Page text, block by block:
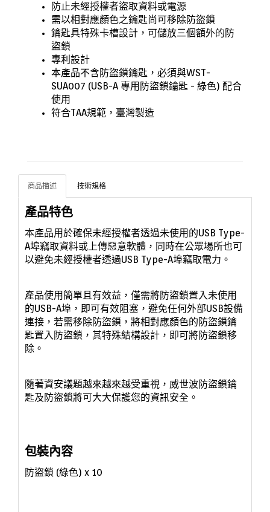
防止未經授權者盜取資料或電源
需以相對應顏色之鑰匙尚可移除防盜鎖
鑰匙具特殊卡槽設計，可儲放三個額外的防
盜鎖
專利設計
本產品不含防盜鎖鑰匙，必須與WST-
SUA007 (USB-A 專用防盜鎖鑰匙 - 綠色) 配合
使用
符合TAA規範，臺灣製造
商品描述 技術規格
產品特色
本產品用於確保未經授權者透過未使用的USB Type-
A埠竊取資料或上傳惡意軟體，同時在公眾場所也可
以避免未經授權者透過USB Type-A埠竊取電力 。
產品使用簡單且有效益，僅需將防盜鎖置入未使用
的USB-A埠 ，即可有效阻塞，避免任何外部USB設備
連接 ，若需移除防盜鎖，將相對應顏色的防盜鎖鑰
匙置入防盜鎖，其特殊結構設計，即可將防盜鎖移
除 。
隨著資安議題越來越來越受重視，威世波防盜鎖鑰
匙及防盜鎖將可大大保護您的資訊安全。
包裝內容
防盜鎖 (綠色) x 10